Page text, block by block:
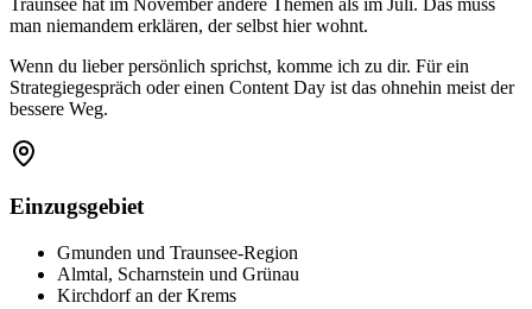
man niemandem erklären, der selbst hier wohnt.
Wenn du lieber persönlich sprichst, komme ich zu dir. Für ein
Strategiegespräch oder einen Content Day ist das ohnehin meist der
bessere Weg.
Einzugsgebiet
Gmunden und Traunsee-Region
Almtal, Scharnstein und Grünau
Kirchdorf an der Krems